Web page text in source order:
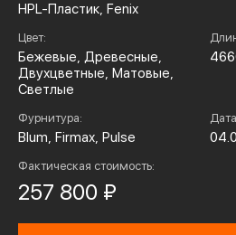
HPL-Пластик, Fenix
Цвет:
Бежевые, Древесные,
Двухцветные, Матовые,
Светлые
Фурнитура:
Blum, Firmax, Pulse
Фактическая стоимость:
257 800 ₽